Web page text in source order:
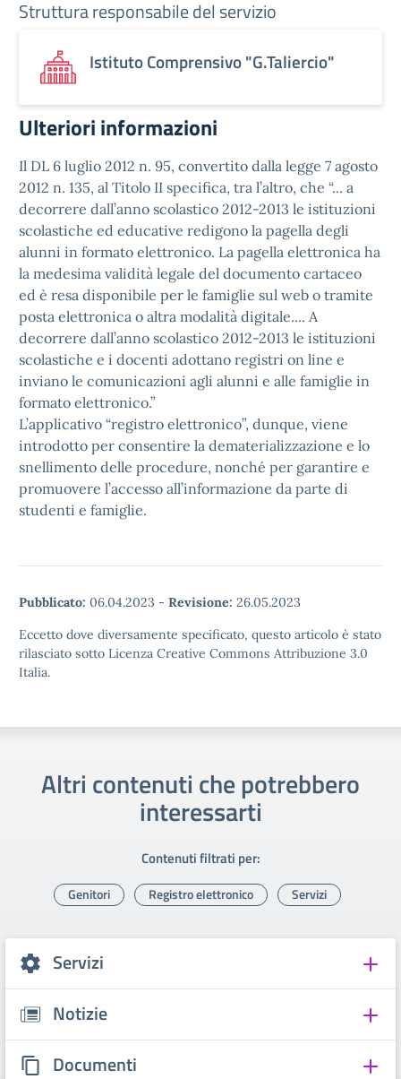
Struttura responsabile del servizio
Istituto Comprensivo "G.Taliercio"
Ulteriori informazioni
Il DL 6 luglio 2012 n. 95, convertito dalla legge 7 agosto
2012 n. 135, al Titolo II specifica, tra l’altro, che “... a
decorrere dall’anno scolastico 2012-2013 le istituzioni
scolastiche ed educative redigono la pagella degli
alunni in formato elettronico. La pagella elettronica ha
la medesima validità legale del documento cartaceo
ed è resa disponibile per le famiglie sul web o tramite
posta elettronica o altra modalità digitale.... A
decorrere dall’anno scolastico 2012-2013 le istituzioni
scolastiche e i docenti adottano registri on line e
inviano le comunicazioni agli alunni e alle famiglie in
formato elettronico.”
L’applicativo “registro elettronico”, dunque, viene
introdotto per consentire la dematerializzazione e lo
snellimento delle procedure, nonché per garantire e
promuovere l’accesso all’informazione da parte di
studenti e famiglie.
Pubblicato: 06.04.2023 - Revisione: 26.05.2023
Eccetto dove diversamente specificato, questo articolo è stato
rilasciato sotto Licenza Creative Commons Attribuzione 3.0
Italia.
Altri contenuti che potrebbero
interessarti
Contenuti filtrati per:
Genitori Registro elettronico Servizi
Servizi
Notizie
Documenti